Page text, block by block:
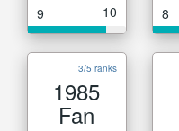
9 10 8
3/5 ranks
1985
Fan